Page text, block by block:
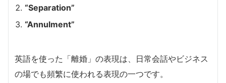
“Separation”
“Annulment”
英語を使った「離婚」の表現は、日常会話やビジネス
の場でも頻繁に使われる表現の一つです。